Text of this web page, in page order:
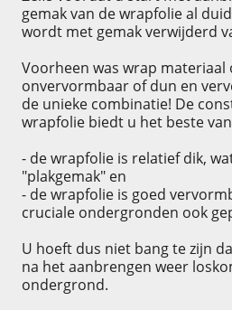
gemak van de wrapfolie al
wordt met gemak verwijderd
Voorheen was wrap materiaal
onvervormbaar of dun en
de unieke combinatie! De
wrapfolie biedt u het beste
- de wrapfolie is relatief dik,
"plakgemak" en
- de wrapfolie is goed
cruciale ondergronden ook
U hoeft dus niet bang te zijn
na het aanbrengen weer
ondergrond.